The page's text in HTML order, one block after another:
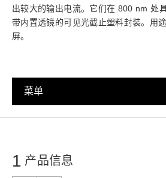
出较大的输出电流。它们在 800 nm 处
带内置透镜的可见光截止塑料封装。用
屏。
菜单
1 产品信息